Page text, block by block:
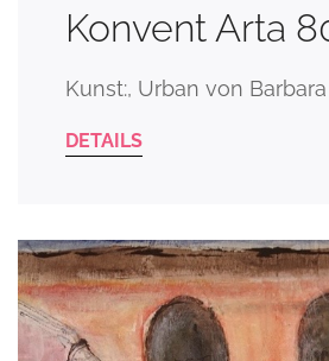
Konvent Arta
Kunst:, Urban von
DETAILS